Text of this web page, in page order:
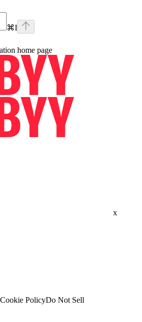
⌘I
home page
x
Cookie PolicyDo Not Sell